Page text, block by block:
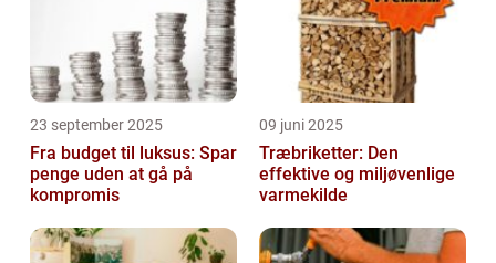
23 september 2025
Fra budget til luksus: Spar
penge uden at gå på
kompromis
09 juni 2025
Træbriketter: Den
effektive og miljøvenlige
varmekilde